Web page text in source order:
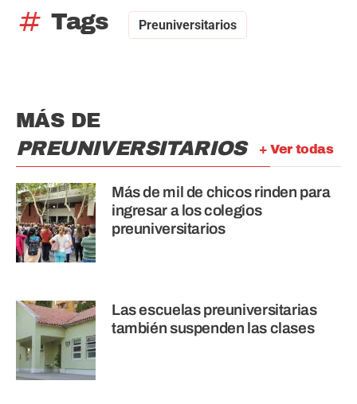
tag Tags Preuniversitarios
+ Ver todas
MÁS DE
PREUNIVERSITARIOS
Más de mil de chicos rinden para
ingresar a los colegios
preuniversitarios
Las escuelas preuniversitarias
también suspenden las clases